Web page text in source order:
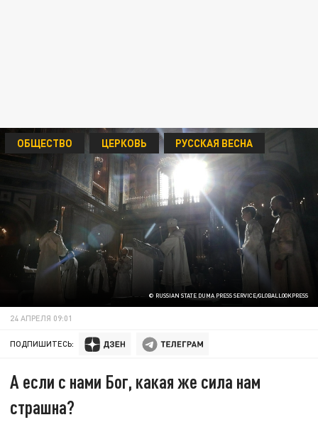
© RUSSIAN STATE DUMA PRESS SERVICE/GLOBALLOOKPRESS
ОБЩЕСТВО ЦЕРКОВЬ РУССКАЯ ВЕСНА
24 АПРЕЛЯ 09:01
ПОДПИШИТЕСЬ:
А если с нами Бог, какая же сила нам
страшна?